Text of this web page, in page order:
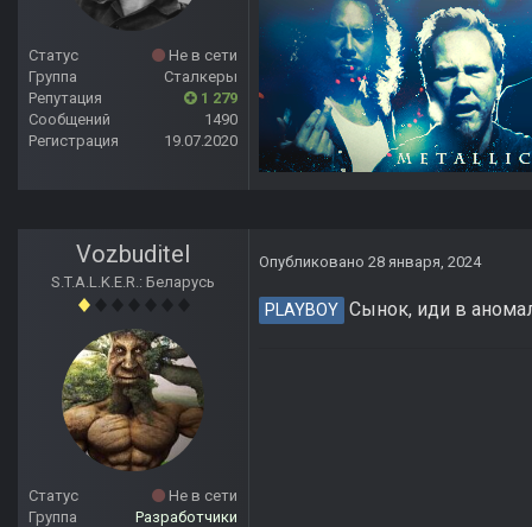
Статус
Не в сети
Группа
Сталкеры
Репутация
1 279
Сообщений
1490
Регистрация
19.07.2020
Vozbuditel
S.T.A.L.K.E.R.: Беларусь
Статус
Не в сети
Группа
Разработчики
Опубликовано 28 января, 2024
PLAYBOY Сынок, иди в